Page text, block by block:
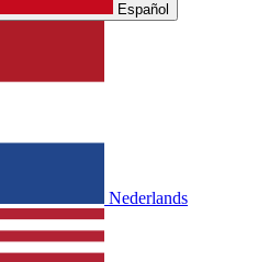
Español
Nederlands